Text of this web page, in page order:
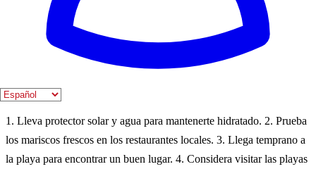
Chipiona es un destino costero en la provincia de Cádiz, conocido
por sus hermosas playas de arena dorada y su ambiente relajado.
Aquí, los visitantes pueden disfrutar de actividades acuáticas, paseos
por la playa y una rica gastronomía local.
Consejos prácticos
1. Lleva protector solar y agua para mantenerte hidratado. 2. Prueba
los mariscos frescos en los restaurantes locales. 3. Llega temprano a
la playa para encontrar un buen lugar. 4. Considera visitar las playas